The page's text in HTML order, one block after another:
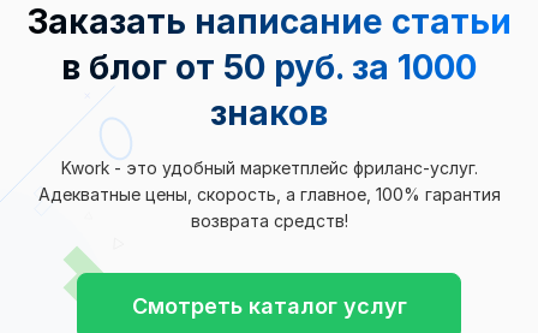
Заказать написание статьи
в блог от 50 руб. за 1000
знаков
Kwork - это удобный маркетплейс фриланс-услуг.
Адекватные цены, скорость, а главное, 100% гарантия
возврата средств!
Смотреть каталог услуг